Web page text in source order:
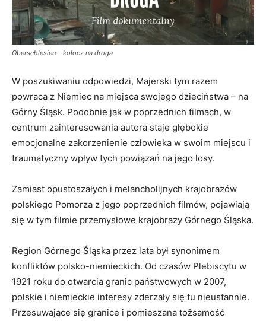
Oberschlesien – kołocz na droga
W poszukiwaniu odpowiedzi, Majerski tym razem
powraca z Niemiec na miejsca swojego dzieciństwa – na
Górny Śląsk. Podobnie jak w poprzednich filmach, w
centrum zainteresowania autora staje głębokie
emocjonalne zakorzenienie człowieka w swoim miejscu i
traumatyczny wpływ tych powiązań na jego losy.
Zamiast opustoszałych i melancholijnych krajobrazów
polskiego Pomorza z jego poprzednich filmów, pojawiają
się w tym filmie przemysłowe krajobrazy Górnego Śląska.
Region Górnego Śląska przez lata był synonimem
konfliktów polsko-niemieckich. Od czasów Plebiscytu w
1921 roku do otwarcia granic państwowych w 2007,
polskie i niemieckie interesy zderzały się tu nieustannie.
Przesuwające się granice i pomieszana tożsamość